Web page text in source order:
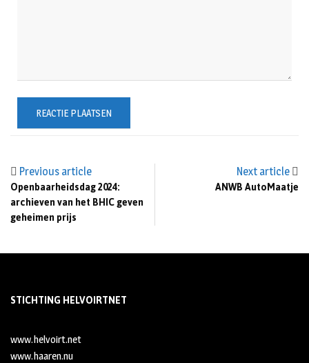
Previous article
Openbaarheidsdag 2024:
archieven van het BHIC geven
geheimen prijs
Next article
ANWB AutoMaatje
STICHTING HELVOIRTNET
www.helvoirt.net
www.haaren.nu